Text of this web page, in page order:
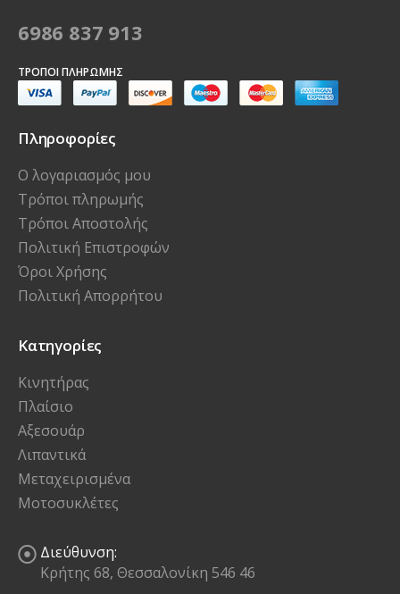
6986 837 913
ΤΡΌΠΟΙ ΠΛΗΡΩΜΉΣ
Πληροφορίες
Ο λογαριασμός μου
Τρόποι πληρωμής
Τρόποι Αποστολής
Πολιτική Επιστροφών
Όροι Χρήσης
Πολιτική Απορρήτου
Κατηγορίες
Κινητήρας
Πλαίσιο
Αξεσουάρ
Λιπαντικά
Μεταχειρισμένα
Μοτοσυκλέτες
Διεύθυνση:
Κρήτης 68, Θεσσαλονίκη 546 46